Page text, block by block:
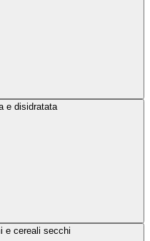
e disidratata
e cereali secchi